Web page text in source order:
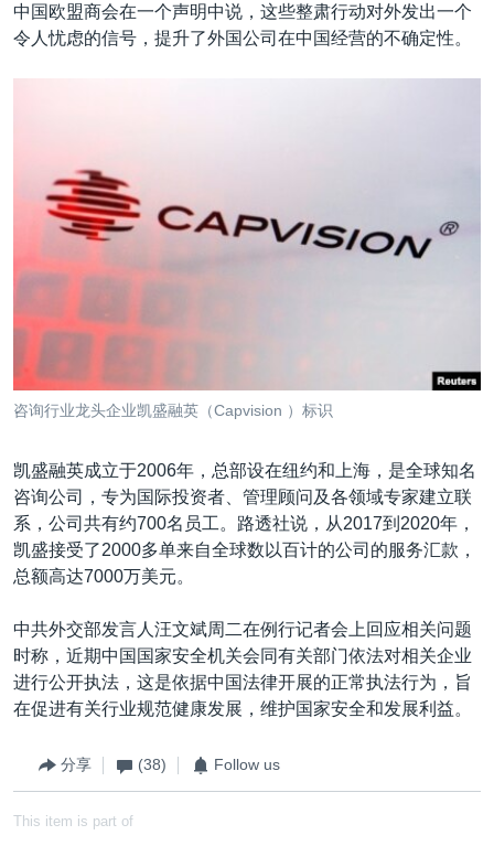
中国欧盟商会在一个声明中说，这些整肃行动对外发出一个
令人忧虑的信号，提升了外国公司在中国经营的不确定性。
咨询行业龙头企业凯盛融英（Capvision ）标识
凯盛融英成立于2006年，总部设在纽约和上海，是全球知名
咨询公司，专为国际投资者、管理顾问及各领域专家建立联
系，公司共有约700名员工。路透社说，从2017到2020年，
凯盛接受了2000多单来自全球数以百计的公司的服务汇款，
总额高达7000万美元。
中共外交部发言人汪文斌周二在例行记者会上回应相关问题
时称，近期中国国家安全机关会同有关部门依法对相关企业
进行公开执法，这是依据中国法律开展的正常执法行为，旨
在促进有关行业规范健康发展，维护国家安全和发展利益。
分享 (38) Follow us
This item is part of